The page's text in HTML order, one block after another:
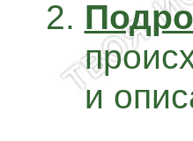
и